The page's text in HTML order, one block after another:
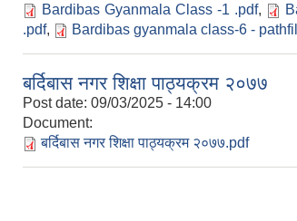
Bardibas Gyanmala Class -1 .pdf,
.pdf, Bardibas gyanmala class-6 -
बर्दिबास नगर शिक्षा पाठ्यक्रम २०७७
Post date: 09/03/2025 - 14:00
Document:
बर्दिबास नगर शिक्षा पाठ्यक्रम २०७७.pdf